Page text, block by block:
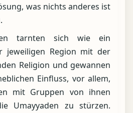
was nichts anderes ist
tarnten sich wie ein
jeweiligen Region mit der
Religion und gewannen
Einfluss, vor allem,
mit Gruppen von ihnen
Umayyaden zu stürzen.